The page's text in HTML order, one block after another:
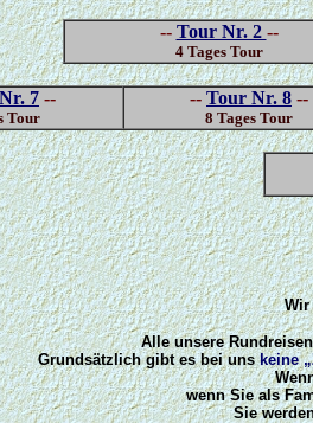
-- Tour Nr. 2 --
4 Tages Tour
7 --
Tour
-- Tour Nr. 8 --
8 Tages Tour
Wir
Alle unsere
Grundsätzlich gibt es bei unskeine
wenn Sie als
Sie